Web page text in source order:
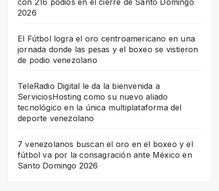
2026
El Fútbol logra el oro centroamericano en una
jornada donde las pesas y el boxeo se vistieron
de podio venezolano
TeleRadio Digital le da la bienvenida a
ServiciosHosting como su nuevo aliado
tecnológico en la única multiplataforma del
deporte venezolano
7 venezolanos buscan el oro en el boxeo y el
fútbol va por la consagración ante México en
Santo Domingo 2026